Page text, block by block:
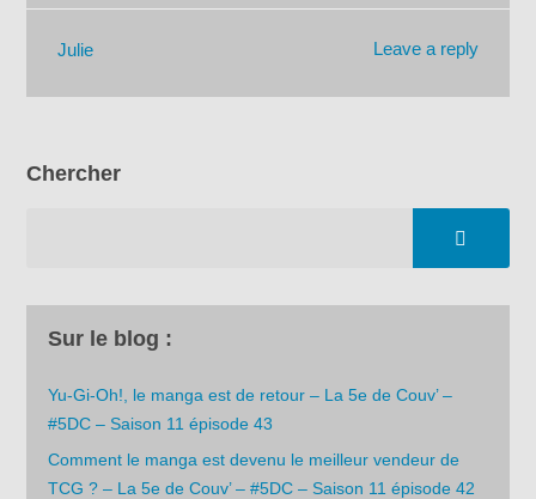
Leave a reply
Julie
Chercher
Sur le blog :
Yu-Gi-Oh!, le manga est de retour – La 5e de Couv’ –
#5DC – Saison 11 épisode 43
Comment le manga est devenu le meilleur vendeur de
TCG ? – La 5e de Couv’ – #5DC – Saison 11 épisode 42